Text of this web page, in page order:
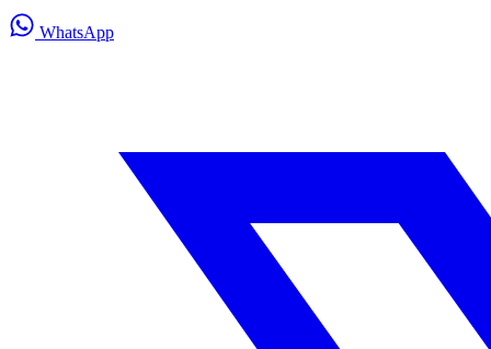
WhatsApp